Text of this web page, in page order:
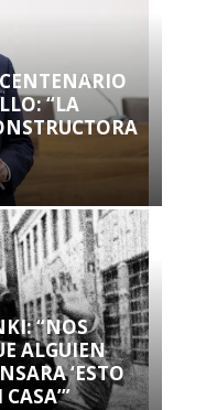
“LA
“NOS
ALGUIEN
‘ESTO